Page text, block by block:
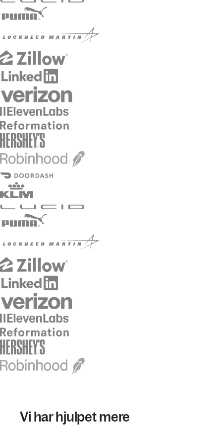
Vi har hjulpet mere